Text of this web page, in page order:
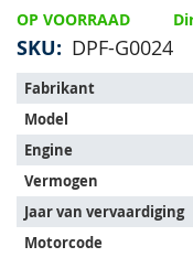
OP VOORRAAD
SKU DPF-G0024
Het
artikel
past
op
de
volgende
voertuigen:
Fabrikant
Model
Engine
Vermogen
Jaar van vervaardiging
Motorcode
het
begin
van
de
afbeeldingen-
gallerij